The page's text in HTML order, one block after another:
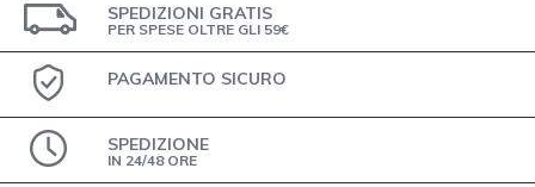
SPEDIZIONI GRATIS
PER SPESE OLTRE GLI 59€
PAGAMENTO SICURO
SPEDIZIONE
IN 24/48 ORE